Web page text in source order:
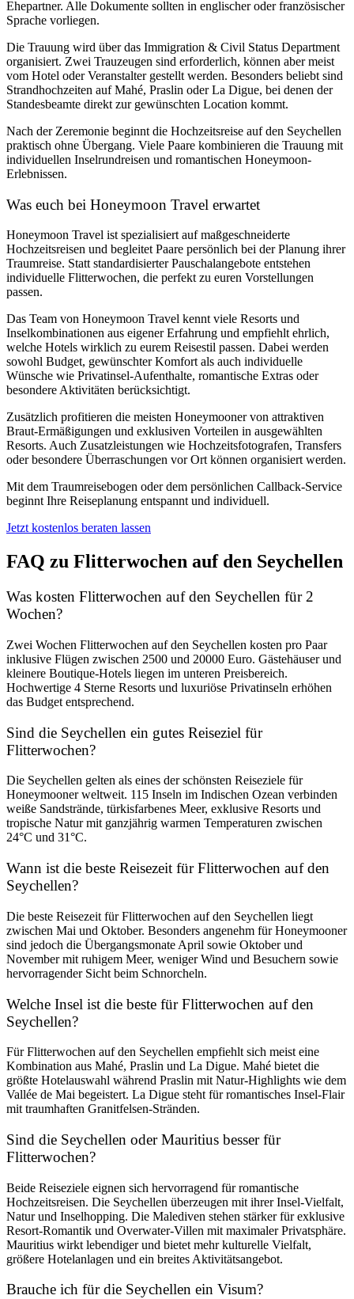
Ehepartner. Alle Dokumente sollten in englischer oder französischer
Sprache vorliegen.
Die Trauung wird über das Immigration & Civil Status Department
organisiert. Zwei Trauzeugen sind erforderlich, können aber meist
vom Hotel oder Veranstalter gestellt werden. Besonders beliebt sind
Strandhochzeiten auf Mahé, Praslin oder La Digue, bei denen der
Standesbeamte direkt zur gewünschten Location kommt.
Nach der Zeremonie beginnt die Hochzeitsreise auf den Seychellen
praktisch ohne Übergang. Viele Paare kombinieren die Trauung mit
individuellen Inselrundreisen und romantischen Honeymoon-
Erlebnissen.
Was euch bei Honeymoon Travel erwartet
Honeymoon Travel ist spezialisiert auf maßgeschneiderte
Hochzeitsreisen und begleitet Paare persönlich bei der Planung ihrer
Traumreise. Statt standardisierter Pauschalangebote entstehen
individuelle Flitterwochen, die perfekt zu euren Vorstellungen
passen.
Das Team von Honeymoon Travel kennt viele Resorts und
Inselkombinationen aus eigener Erfahrung und empfiehlt ehrlich,
welche Hotels wirklich zu eurem Reisestil passen. Dabei werden
sowohl Budget, gewünschter Komfort als auch individuelle
Wünsche wie Privatinsel-Aufenthalte, romantische Extras oder
besondere Aktivitäten berücksichtigt.
Zusätzlich profitieren die meisten Honeymooner von attraktiven
Braut-Ermäßigungen und exklusiven Vorteilen in ausgewählten
Resorts. Auch Zusatzleistungen wie Hochzeitsfotografen, Transfers
oder besondere Überraschungen vor Ort können organisiert werden.
Mit dem Traumreisebogen oder dem persönlichen Callback-Service
beginnt Ihre Reiseplanung entspannt und individuell.
Jetzt kostenlos beraten lassen
FAQ zu Flitterwochen auf den Seychellen
Was kosten Flitterwochen auf den Seychellen für 2
Wochen?
Zwei Wochen Flitterwochen auf den Seychellen kosten pro Paar
inklusive Flügen zwischen 2500 und 20000 Euro. Gästehäuser und
kleinere Boutique-Hotels liegen im unteren Preisbereich.
Hochwertige 4 Sterne Resorts und luxuriöse Privatinseln erhöhen
das Budget entsprechend.
Sind die Seychellen ein gutes Reiseziel für
Flitterwochen?
Die Seychellen gelten als eines der schönsten Reiseziele für
Honeymooner weltweit. 115 Inseln im Indischen Ozean verbinden
weiße Sandstrände, türkisfarbenes Meer, exklusive Resorts und
tropische Natur mit ganzjährig warmen Temperaturen zwischen
24°C und 31°C.
Wann ist die beste Reisezeit für Flitterwochen auf den
Seychellen?
Die beste Reisezeit für Flitterwochen auf den Seychellen liegt
zwischen Mai und Oktober. Besonders angenehm für Honeymooner
sind jedoch die Übergangsmonate April sowie Oktober und
November mit ruhigem Meer, weniger Wind und Besuchern sowie
hervorragender Sicht beim Schnorcheln.
Welche Insel ist die beste für Flitterwochen auf den
Seychellen?
Für Flitterwochen auf den Seychellen empfiehlt sich meist eine
Kombination aus Mahé, Praslin und La Digue. Mahé bietet die
größte Hotelauswahl während Praslin mit Natur-Highlights wie dem
Vallée de Mai begeistert. La Digue steht für romantisches Insel-Flair
mit traumhaften Granitfelsen-Stränden.
Sind die Seychellen oder Mauritius besser für
Flitterwochen?
Beide Reiseziele eignen sich hervorragend für romantische
Hochzeitsreisen. Die Seychellen überzeugen mit ihrer Insel-Vielfalt,
Natur und Inselhopping. Die Malediven stehen stärker für exklusive
Resort-Romantik und Overwater-Villen mit maximaler Privatsphäre.
Mauritius wirkt lebendiger und bietet mehr kulturelle Vielfalt,
größere Hotelanlagen und ein breites Aktivitätsangebot.
Brauche ich für die Seychellen ein Visum?